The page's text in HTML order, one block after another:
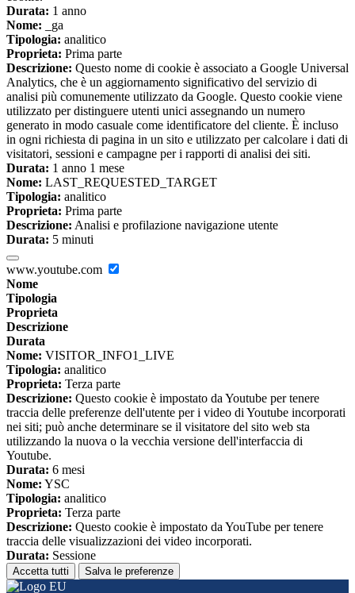
Durata: 1 anno
Nome: _ga
Tipologia: analitico
Proprieta: Prima parte
Descrizione: Questo nome di cookie è associato a Google Universal
Analytics, che è un aggiornamento significativo del servizio di
analisi più comunemente utilizzato da Google. Questo cookie viene
utilizzato per distinguere utenti unici assegnando un numero
generato in modo casuale come identificatore del cliente. È incluso
in ogni richiesta di pagina in un sito e utilizzato per calcolare i dati di
visitatori, sessioni e campagne per i rapporti di analisi dei siti.
Durata: 1 anno 1 mese
Nome: LAST_REQUESTED_TARGET
Tipologia: analitico
Proprieta: Prima parte
Descrizione: Analisi e profilazione navigazione utente
Durata: 5 minuti
www.youtube.com
Nome
Tipologia
Proprieta
Descrizione
Durata
Nome: VISITOR_INFO1_LIVE
Tipologia: analitico
Proprieta: Terza parte
Descrizione: Questo cookie è impostato da Youtube per tenere
traccia delle preferenze dell'utente per i video di Youtube incorporati
nei siti; può anche determinare se il visitatore del sito web sta
utilizzando la nuova o la vecchia versione dell'interfaccia di
Youtube.
Durata: 6 mesi
Nome: YSC
Tipologia: analitico
Proprieta: Terza parte
Descrizione: Questo cookie è impostato da YouTube per tenere
traccia delle visualizzazioni dei video incorporati.
Durata: Sessione
Accetta tutti Salva le preferenze